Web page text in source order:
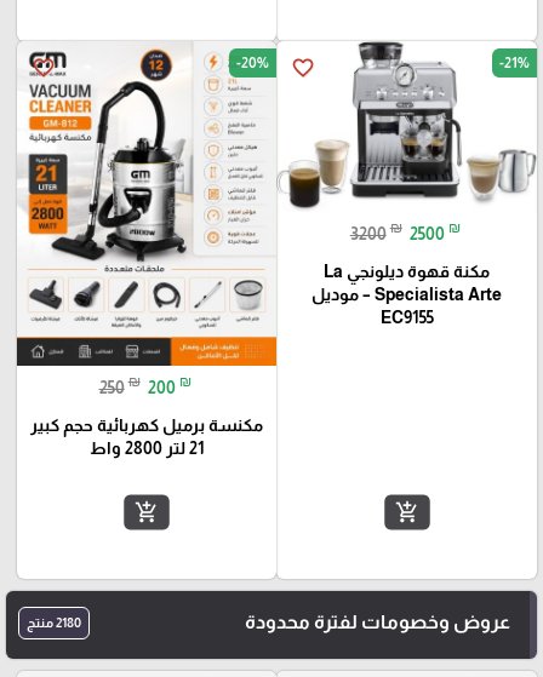
favorite_border -21%
3200 ₪ 2500 ₪
مكنة قهوة ديلونجي La
Specialista Arte – موديل
EC9155
add_shopping_cart
favorite_border -20%
250 ₪ 200 ₪
مكنسة برميل كهربائية حجم كبير
21 لتر 2800 واط
add_shopping_cart
عروض وخصومات لفترة محدودة 2180 منتج